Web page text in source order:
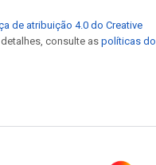
de atribuição 4.0 do Creative
detalhes, consulte aspolíticas do